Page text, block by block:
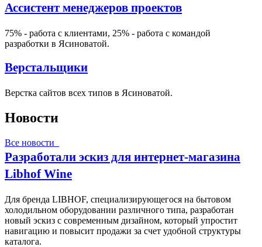
Ассистент менеджеров проектов
75% - работа с клиентами, 25% - работа с командой
разработки в Ясиноватой.
Верстальщики
Верстка сайтов всех типов в Ясиноватой.
Новости
Все новости
Разработали эскиз для интернет-магазина
Libhof Wine
Для бренда LIBHOF, специализирующегося на бытовом
холодильном оборудовании различного типа, разработан
новый эскиз с современным дизайном, который упростит
навигацию и повысит продажи за счет удобной структуры
каталога.